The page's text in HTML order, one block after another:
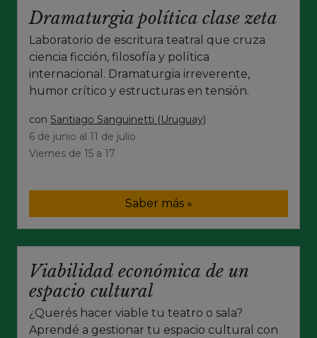
Dramaturgia política clase zeta
Laboratorio de escritura teatral que cruza
ciencia ficción, filosofía y política
internacional. Dramaturgia irreverente,
humor crítico y estructuras en tensión.
con Santiago Sanguinetti (Uruguay)
6 de junio al 11 de julio
Viernes de 15 a 17
Saber más »
Viabilidad económica de un
espacio cultural
¿Querés hacer viable tu teatro o sala?
Aprendé a gestionar tu espacio cultural con